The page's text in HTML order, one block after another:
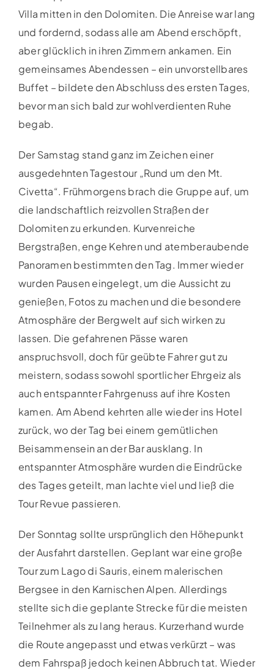
Villa mitten in den Dolomiten. Die Anreise war lang
und fordernd, sodass alle am Abend erschöpft,
aber glücklich in ihren Zimmern ankamen. Ein
gemeinsames Abendessen – ein unvorstellbares
Buffet – bildete den Abschluss des ersten Tages,
bevor man sich bald zur wohlverdienten Ruhe
begab.
Der Samstag stand ganz im Zeichen einer
ausgedehnten Tagestour „Rund um den Mt.
Civetta“. Frühmorgens brach die Gruppe auf, um
die landschaftlich reizvollen Straßen der
Dolomiten zu erkunden. Kurvenreiche
Bergstraßen, enge Kehren und atemberaubende
Panoramen bestimmten den Tag. Immer wieder
wurden Pausen eingelegt, um die Aussicht zu
genießen, Fotos zu machen und die besondere
Atmosphäre der Bergwelt auf sich wirken zu
lassen. Die gefahrenen Pässe waren
anspruchsvoll, doch für geübte Fahrer gut zu
meistern, sodass sowohl sportlicher Ehrgeiz als
auch entspannter Fahrgenuss auf ihre Kosten
kamen. Am Abend kehrten alle wieder ins Hotel
zurück, wo der Tag bei einem gemütlichen
Beisammensein an der Bar ausklang. In
entspannter Atmosphäre wurden die Eindrücke
des Tages geteilt, man lachte viel und ließ die
Tour Revue passieren.
Der Sonntag sollte ursprünglich den Höhepunkt
der Ausfahrt darstellen. Geplant war eine große
Tour zum Lago di Sauris, einem malerischen
Bergsee in den Karnischen Alpen. Allerdings
stellte sich die geplante Strecke für die meisten
Teilnehmer als zu lang heraus. Kurzerhand wurde
die Route angepasst und etwas verkürzt – was
dem Fahrspaß jedoch keinen Abbruch tat. Wieder